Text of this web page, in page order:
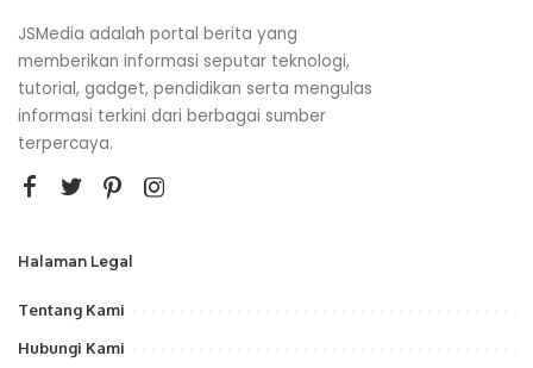
JSMedia adalah portal berita yang
memberikan informasi seputar teknologi,
tutorial, gadget, pendidikan serta mengulas
informasi terkini dari berbagai sumber
terpercaya.
Halaman Legal
Tentang Kami
Hubungi Kami